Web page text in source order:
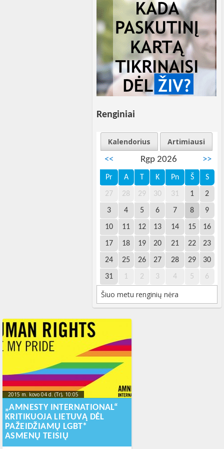
Renginiai
Kalendorius
Artimiausi
<<
Rgp 2026 >>
Pr A T K Pn Š S
27 28 29 30 31 1 2
3 4 5 6 7 8 9
10 11 12 13 14 15 16
17 18 19 20 21 22 23
24 25 26 27 28 29 30
31 1 2 3 4 5 6
Šiuo metu renginių nėra
2015 m. kovo 04 d. (Tr), 10:05
2015-11-
20T14:18:31+00:00
„AMNESTY INTERNATIONAL“
KRITIKUOJA LIETUVĄ DĖL
PAŽEIDŽIAMŲ LGBT*
ASMENŲ TEISIŲ